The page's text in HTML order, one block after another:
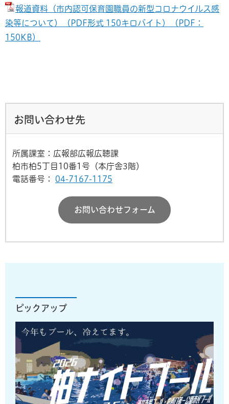
報道資料（市内認可保育園職員の新型コロナウイルス感
染等について）（PDF形式 150キロバイト）（PDF：
150KB）
お問い合わせ先
所属課室：広報部広報広聴課
柏市柏5丁目10番1号（本庁舎3階）
電話番号：
04-7167-1175
お問い合わせフォーム
ピックアップ